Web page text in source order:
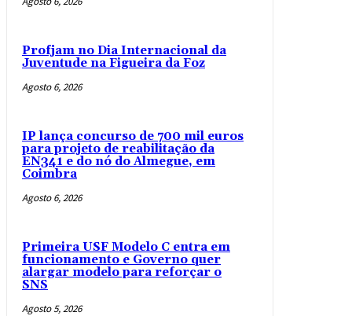
Profjam no Dia Internacional da
Juventude na Figueira da Foz
Agosto 6, 2026
IP lança concurso de 700 mil euros
para projeto de reabilitação da
EN341 e do nó do Almegue, em
Coimbra
Agosto 6, 2026
Primeira USF Modelo C entra em
funcionamento e Governo quer
alargar modelo para reforçar o
SNS
Agosto 5, 2026